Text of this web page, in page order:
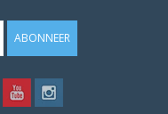
ABONNEER